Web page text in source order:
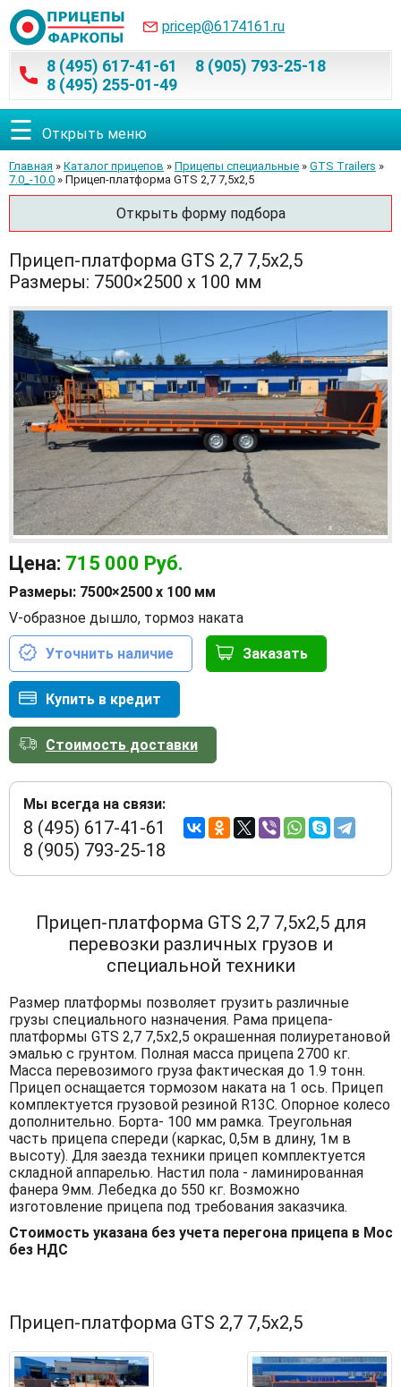
pricep@6174161.ru
8 (495) 617-41-61
8 (905) 793-25-18
8 (495) 255-01-49
☰ Открыть меню
Главная » Каталог прицепов » Прицепы специальные » GTS Trailers »
7.0_-10.0 » Прицеп-платформа GTS 2,7 7,5х2,5
Открыть форму подбора
Прицеп-платформа GTS 2,7 7,5х2,5
Размеры: 7500×2500 х 100 мм
Цена: 715 000 Руб.
Размеры: 7500×2500 х 100 мм
V-образное дышло, тормоз наката
Уточнить наличие Заказать
Купить в кредит
Стоимость доставки
Мы всегда на связи:
8 (495) 617-41-61
8 (905) 793-25-18
Прицеп-платформа GTS 2,7 7,5х2,5 для
перевозки различных грузов и
специальной техники
Размер платформы позволяет грузить различные
грузы специального назначения. Рама прицепа-
платформы GTS 2,7 7,5х2,5 окрашенная полиуретановой
эмалью с грунтом. Полная масса прицепа 2700 кг.
Масса перевозимого груза фактическая до 1.9 тонн.
Прицеп оснащается тормозом наката на 1 ось. Прицеп
комплектуется грузовой резиной R13C. Опорное колесо
дополнительно. Борта- 100 мм рамка. Треугольная
часть прицепа спереди (каркас, 0,5м в длину, 1м в
высоту). Для заезда техники прицеп комплектуется
складной аппарелью. Настил пола - ламинированная
фанера 9мм. Лебедка до 550 кг. Возможно
изготовление прицепа под требования заказчика.
Стоимость указана без учета перегона прицепа в
без НДС
Прицеп-платформа GTS 2,7 7,5х2,5